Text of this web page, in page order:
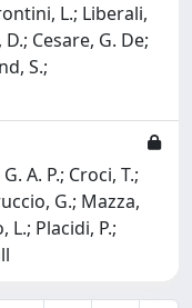
L.; Liberali,
Cesare, G. De;
S.;
A. P.; Croci, T.;
G.; Mazza,
Placidi, P.;